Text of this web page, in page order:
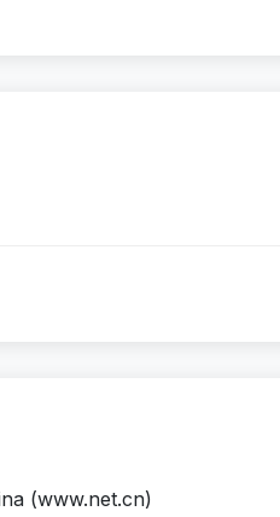
(www.net.cn)